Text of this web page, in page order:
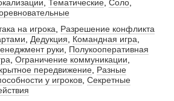
, Тематические, Соло,
на игрока, Разрешение конфликта
, Дедукция, Командная игра,
руки, Полукооперативная
, Ограничение коммуникации,
передвижение, Разные
у игроков, Секретные